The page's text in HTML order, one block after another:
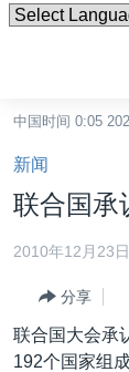
碍
链
接
跳
转
容
中国
港澳
国际
中国时间 0:05
新闻
联合国承
2010年12月23
分享
联合国大会承
192个国家组